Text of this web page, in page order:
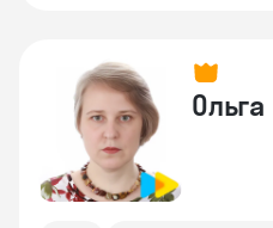
Ольга